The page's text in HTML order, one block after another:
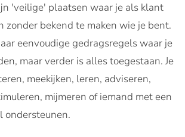
'veilige' plaatsen waar je als klant
zonder bekend te maken wie je bent.
eenvoudige gedragsregels waar je
maar verder is alles toegestaan. Je
meekijken, leren, adviseren,
mijmeren of iemand met een
ondersteunen.